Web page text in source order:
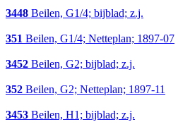
3448 Beilen, G1/4; bijblad; z.j.
351 Beilen, G1/4; Netteplan; 1897-07
3452 Beilen, G2; bijblad; z.j.
352 Beilen, G2; Netteplan; 1897-11
3453 Beilen, H1; bijblad; z.j.